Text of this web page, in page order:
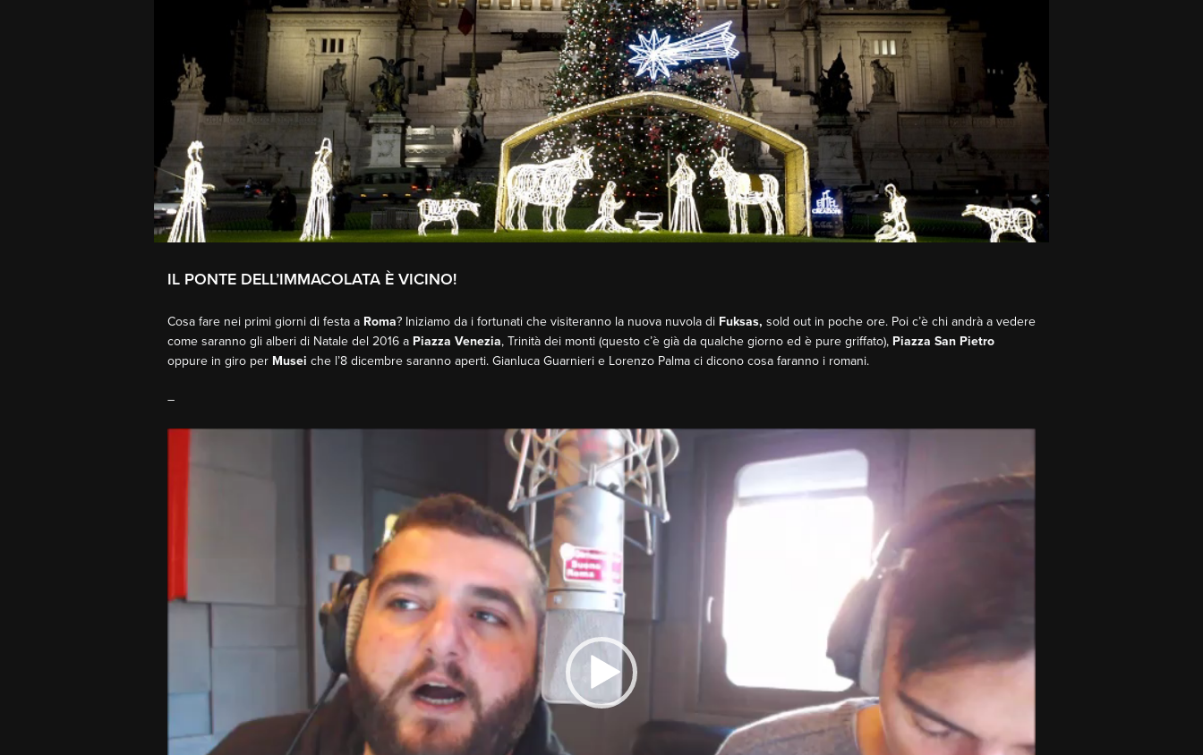
IL PONTE DELL’IMMACOLATA È VICINO!
Cosa fare nei primi giorni di festa a Roma? Iniziamo da i fortunati che visiteranno la nuova nuvola di Fuksas, sold out in poche ore. Poi c’è chi andrà a vedere
come saranno gli alberi di Natale del 2016 a Piazza Venezia, Trinità dei monti (questo c’è già da qualche giorno ed è pure griffato), Piazza San Pietro
oppure in giro per Musei che l’8 dicembre saranno aperti. Gianluca Guarnieri e Lorenzo Palma ci dicono cosa faranno i romani.
–